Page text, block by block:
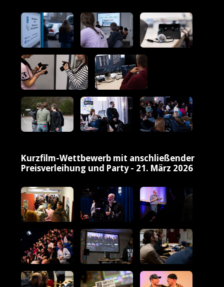
Kurzfilm-Wettbewerb mit anschließender
Preisverleihung und Party - 21. März 2026